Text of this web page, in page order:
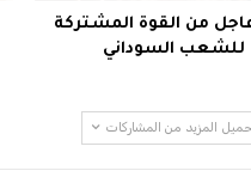
من القوة المشتركة
للشعب السوداني
المزيد من المشاركات